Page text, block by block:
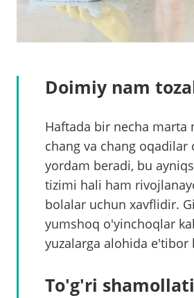
Doimiy nam
Haftada bir necha marta
chang va chang oqadilar
yordam beradi, bu
tizimi hali ham
bolalar uchun xavflidir.
yumshoq o'yinchoqlar
yuzalarga alohida e'tibor
To'g'ri